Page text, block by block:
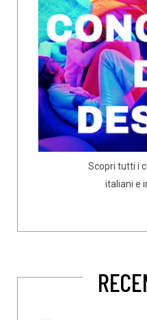
Scopri tutti i
italiani e